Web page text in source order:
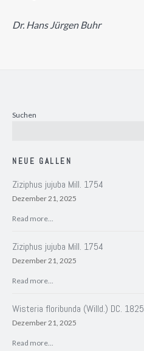
Dr. Hans Jürgen Buhr
Suchen
NEUE GALLEN
Ziziphus jujuba Mill. 1754
Dezember 21, 2025
Read more...
Ziziphus jujuba Mill. 1754
Dezember 21, 2025
Read more...
Wisteria floribunda (Willd.) DC. 1825
Dezember 21, 2025
Read more...